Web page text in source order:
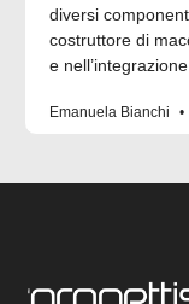
diversi
costruttore di
e
Emanuela Bianchi